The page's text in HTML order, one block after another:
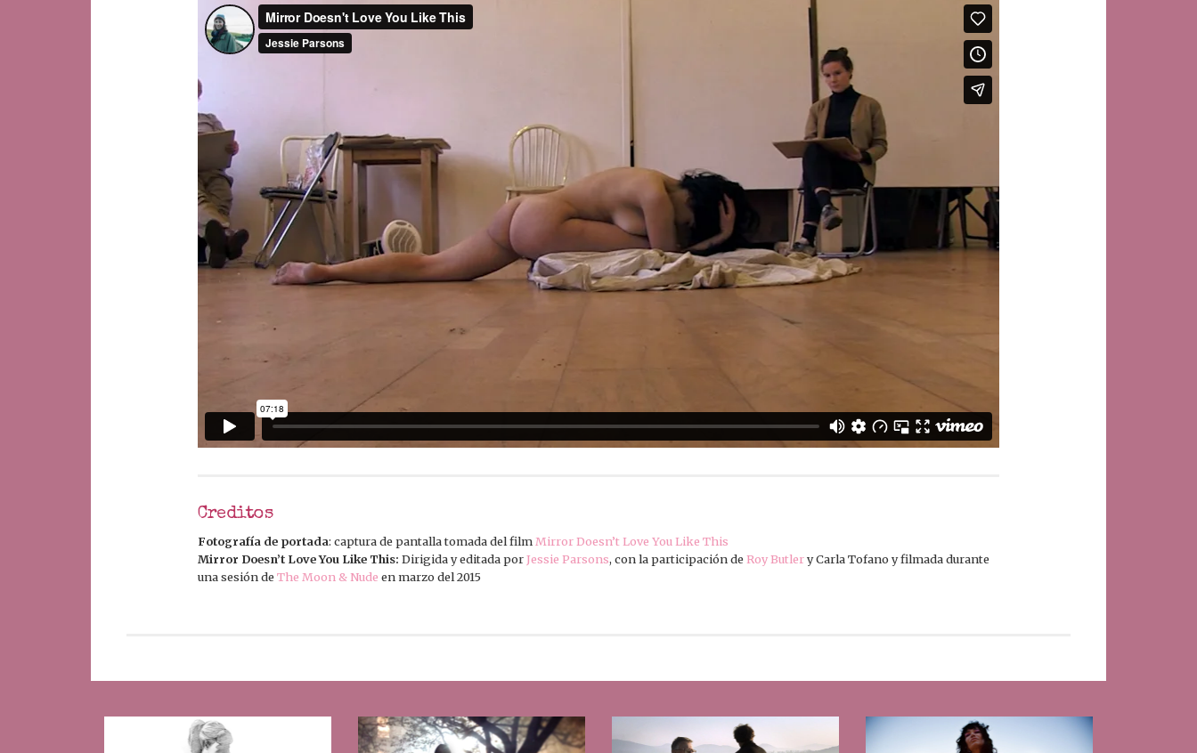
Creditos
Fotografía de portada: captura de pantalla tomada del filmMirror Doesn’t Love You Like This
Mirror Doesn’t Love You Like This: Dirigida y editada porJessie Parsons, con la participación de Roy Butlery Carla Tofano y filmada durante
una sesión de The Moon & Nude en marzo del 2015